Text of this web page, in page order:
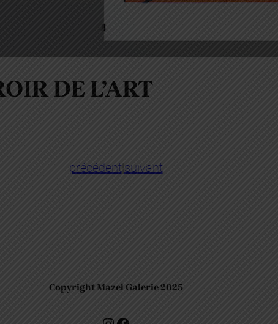
DE L’ART
précédent|suivant
Copyright Mazel Galerie 2025